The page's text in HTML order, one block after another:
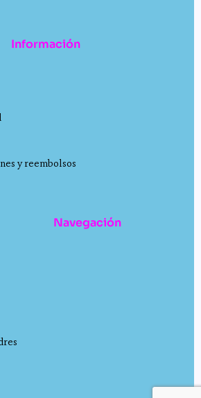
Información
y reembolsos
Navegación